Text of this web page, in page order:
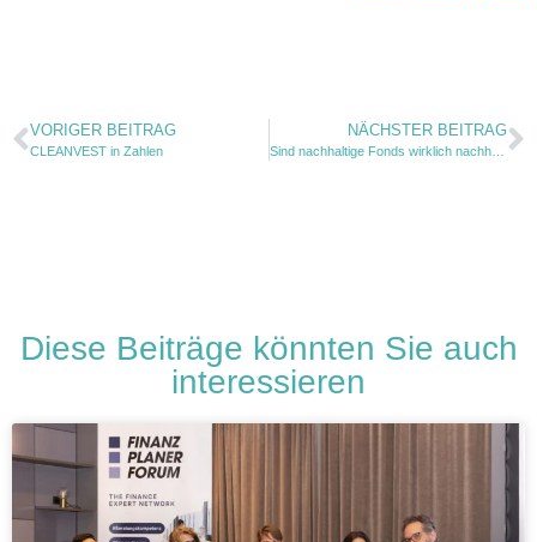
VORIGER BEITRAG
CLEANVEST in Zahlen
NÄCHSTER BEITRAG
Sind nachhaltige Fonds wirklich nachhaltiger als konventionelle Fonds?
Diese Beiträge könnten Sie auch
interessieren